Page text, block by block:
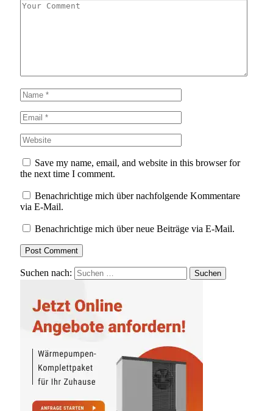
Save my name, email, and website in this browser for
the next time I comment.
Benachrichtige mich über nachfolgende Kommentare
via E-Mail.
Benachrichtige mich über neue Beiträge via E-Mail.
Suchen nach: